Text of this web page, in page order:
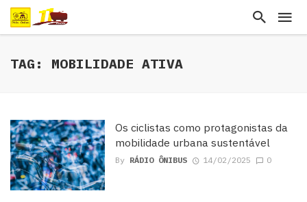
TAG: MOBILIDADE ATIVA
Os ciclistas como protagonistas da
mobilidade urbana sustentável
By RÁDIO ÔNIBUS 14/02/2025 0